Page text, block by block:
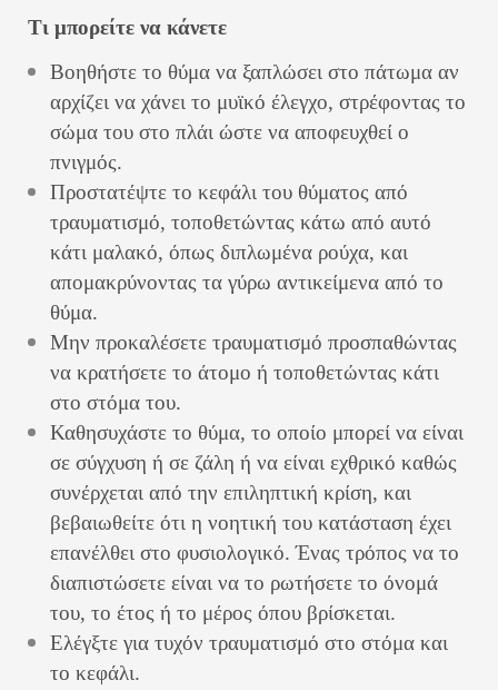
Τι μπορείτε να κάνετε
Βοηθήστε το θύμα να ξαπλώσει στο πάτωμα αν
αρχίζει να χάνει το μυϊκό έλεγχο, στρέφοντας το
σώμα του στο πλάι ώστε να αποφευχθεί ο
πνιγμός.
Προστατέψτε το κεφάλι του θύματος από
τραυματισμό, τοποθετώντας κάτω από αυτό
κάτι μαλακό, όπως διπλωμένα ρούχα, και
απομακρύνοντας τα γύρω αντικείμενα από το
θύμα.
Μην προκαλέσετε τραυματισμό προσπαθώντας
να κρατήσετε το άτομο ή τοποθετώντας κάτι
στο στόμα του.
Καθησυχάστε το θύμα, το οποίο μπορεί να είναι
σε σύγχυση ή σε ζάλη ή να είναι εχθρικό καθώς
συνέρχεται από την επιληπτική κρίση, και
βεβαιωθείτε ότι η νοητική του κατάσταση έχει
επανέλθει στο φυσιολογικό. Ένας τρόπος να το
διαπιστώσετε είναι να το ρωτήσετε το όνομά
του, το έτος ή το μέρος όπου βρίσκεται.
Ελέγξτε για τυχόν τραυματισμό στο στόμα και
το κεφάλι.